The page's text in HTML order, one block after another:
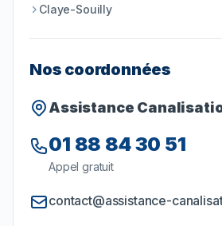
Claye-Souilly
Nos coordonnées
Assistance
01 88 84 30 51
Appel gratuit
contact@assistance-